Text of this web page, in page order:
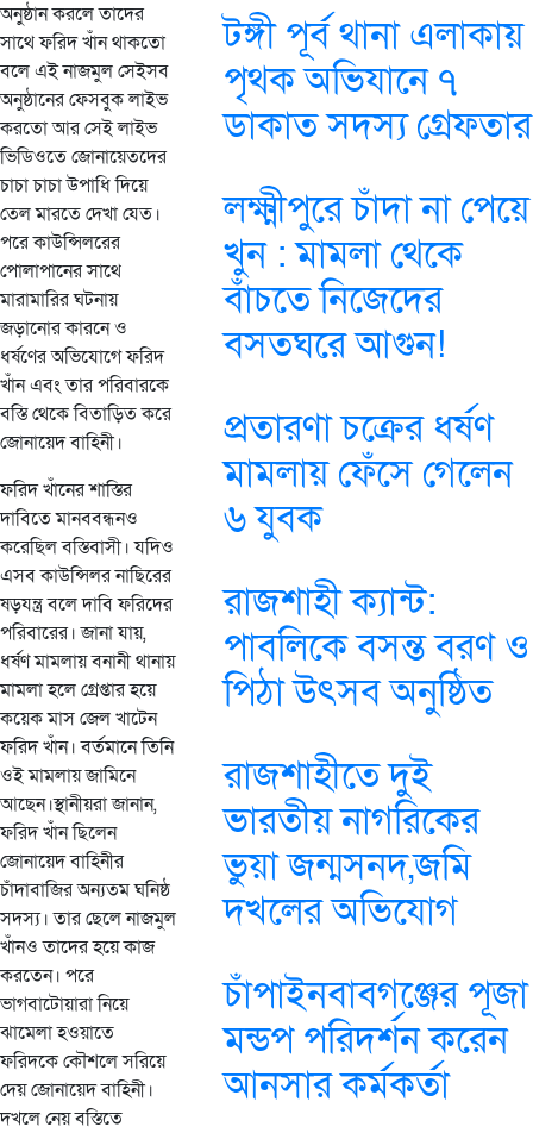
অনুষ্ঠান করলে তাদের
সাথে ফরিদ খাঁন থাকতো
বলে এই নাজমুল সেইসব
অনুষ্ঠানের ফেসবুক লাইভ
করতো আর সেই লাইভ
ভিডিওতে জোনায়েতদের
চাচা চাচা উপাধি দিয়ে
তেল মারতে দেখা যেত।
পরে কাউন্সিলরের
পোলাপানের সাথে
মারামারির ঘটনায়
জড়ানোর কারনে ও
ধর্ষণের অভিযোগে ফরিদ
খাঁন এবং তার পরিবারকে
বস্তি থেকে বিতাড়িত করে
জোনায়েদ বাহিনী।
ফরিদ খাঁনের শাস্তির
দাবিতে মানববন্ধনও
করেছিল বস্তিবাসী। যদিও
এসব কাউন্সিলর নাছিরের
ষড়যন্ত্র বলে দাবি ফরিদের
পরিবারের। জানা যায়,
ধর্ষণ মামলায় বনানী থানায়
মামলা হলে গ্রেপ্তার হয়ে
কয়েক মাস জেল খাটেন
ফরিদ খাঁন। বর্তমানে তিনি
ওই মামলায় জামিনে
আছেন।স্থানীয়রা জানান,
ফরিদ খাঁন ছিলেন
জোনায়েদ বাহিনীর
চাঁদাবাজির অন্যতম ঘনিষ্ঠ
সদস্য। তার ছেলে নাজমুল
খাঁনও তাদের হয়ে কাজ
করতেন। পরে
ভাগবাটোয়ারা নিয়ে
ঝামেলা হওয়াতে
ফরিদকে কৌশলে সরিয়ে
দেয় জোনায়েদ বাহিনী।
দখলে নেয় বস্তিতে
টঙ্গী পূর্ব থানা এলাকায়
পৃথক অভিযানে ৭
ডাকাত সদস্য গ্রেফতার
লক্ষ্মীপুরে চাঁদা না পেয়ে
খুন : মামলা থেকে
বাঁচতে নিজেদের
বসতঘরে আগুন!
প্রতারণা চক্রের ধর্ষণ
মামলায় ফেঁসে গেলেন
৬ যুবক
রাজশাহী ক্যান্ট:
পাবলিকে বসন্ত বরণ ও
পিঠা উৎসব অনুষ্ঠিত
রাজশাহীতে দুই
ভারতীয় নাগরিকের
ভুয়া জন্মসনদ,জমি
দখলের অভিযোগ
চাঁপাইনবাবগঞ্জের পূজা
মন্ডপ পরিদর্শন করেন
আনসার কর্মকর্তা